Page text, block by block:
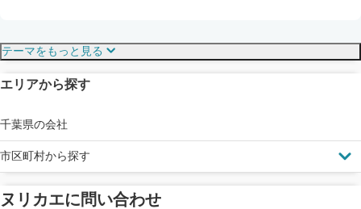
見えにくい屋根も安心
ドローン診断
テーマをもっと見る
エリアから探す
千葉県の会社
市区町村から探す
ヌリカエに問い合わせ